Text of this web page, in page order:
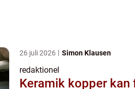
26 juli 2026 Simon Klausen
redaktionel
Keramik kopper